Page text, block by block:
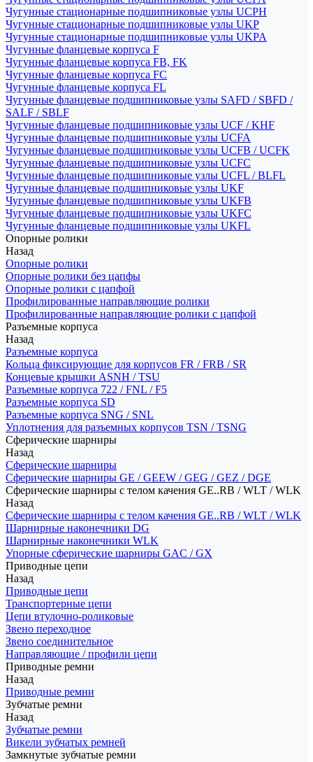
Чугунные стационарные подшипниковые узлы UCPH
Чугунные стационарные подшипниковые узлы UKP
Чугунные стационарные подшипниковые узлы UKPA
Чугунные фланцевые корпуса F
Чугунные фланцевые корпуса FB, FK
Чугунные фланцевые корпуса FC
Чугунные фланцевые корпуса FL
Чугунные фланцевые подшипниковые узлы SAFD / SBFD /
SALF / SBLF
Чугунные фланцевые подшипниковые узлы UCF / KHF
Чугунные фланцевые подшипниковые узлы UCFA
Чугунные фланцевые подшипниковые узлы UCFB / UCFK
Чугунные фланцевые подшипниковые узлы UCFC
Чугунные фланцевые подшипниковые узлы UCFL / BLFL
Чугунные фланцевые подшипниковые узлы UKF
Чугунные фланцевые подшипниковые узлы UKFB
Чугунные фланцевые подшипниковые узлы UKFC
Чугунные фланцевые подшипниковые узлы UKFL
Опорные ролики
Назад
Опорные ролики
Опорные ролики без цапфы
Опорные ролики с цапфой
Профилированные направляющие ролики
Профилированные направляющие ролики с цапфой
Разъемные корпуса
Назад
Разъемные корпуса
Кольца фиксирующие для корпусов FR / FRB / SR
Концевые крышки ASNH / TSU
Разъемные корпуса 722 / FNL / F5
Разъемные корпуса SD
Разъемные корпуса SNG / SNL
Уплотнения для разъемных корпусов TSN / TSNG
Сферические шарниры
Назад
Сферические шарниры
Сферические шарниры GE / GEEW / GEG / GEZ / DGE
Сферические шарниры с телом качения GE..RB / WLT / WLK
Назад
Сферические шарниры с телом качения GE..RB / WLT / WLK
Шарнирные наконечники DG
Шарнирные наконечники WLK
Упорные сферические шарниры GAC / GX
Приводные цепи
Назад
Приводные цепи
Транспортерные цепи
Цепи втулочно-роликовые
Звено переходное
Звено соединительное
Направляющие / профили цепи
Приводные ремни
Назад
Приводные ремни
Зубчатые ремни
Назад
Зубчатые ремни
Викели зубчатых ремней
Замкнутые зубчатые ремни